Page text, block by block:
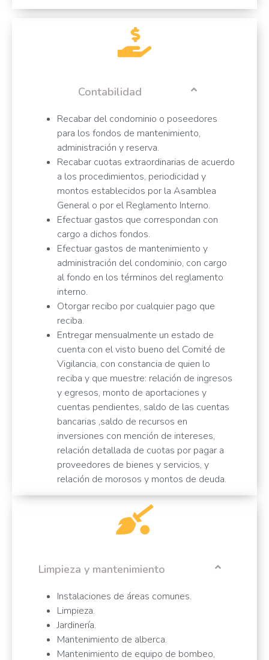
Contabilidad
Recabar del condominio o poseedores
para los fondos de mantenimiento,
administración y reserva.
Recabar cuotas extraordinarias de acuerdo
a los procedimientos, periodicidad y
montos establecidos por la Asamblea
General o por el Reglamento Interno.
Efectuar gastos que correspondan con
cargo a dichos fondos.
Efectuar gastos de mantenimiento y
administración del condominio, con cargo
al fondo en los términos del reglamento
interno.
Otorgar recibo por cualquier pago que
reciba.
Entregar mensualmente un estado de
cuenta con el visto bueno del Comité de
Vigilancia, con constancia de quien lo
reciba y que muestre: relación de ingresos
y egresos, monto de aportaciones y
cuentas pendientes, saldo de las cuentas
bancarias ,saldo de recursos en
inversiones con mención de intereses,
relación detallada de cuotas por pagar a
proveedores de bienes y servicios, y
relación de morosos y montos de deuda.
Limpieza y mantenimiento
Instalaciones de áreas comunes.
Limpieza.
Jardinería.
Mantenimiento de alberca.
Mantenimiento de equipo de bombeo,